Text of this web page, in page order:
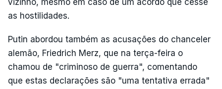
vizinho, mesmo em caso de um acordo que cesse
as hostilidades.
Putin abordou também as acusações do chanceler
alemão, Friedrich Merz, que na terça-feira o
chamou de "criminoso de guerra", comentando
que estas declarações são "uma tentativa errada"